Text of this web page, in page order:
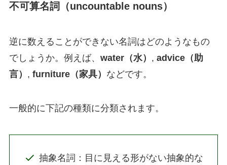
不可算名詞（uncountable nouns）
逆に数えることができない名詞はどのようなもの
でしょうか。例えば、 water（水） , advice（助
言） , furniture（家具） などです。
一般的に下記の種類に分類されます。
抽象名詞：目に見える形がない抽象的な